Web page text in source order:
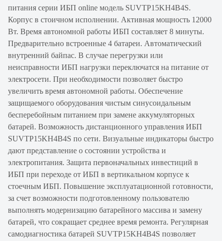
питания серии ИБП online модель SUVTP15KH4B4S.
Корпус в стоичном исполнении. Активная мощность 12000
Вт. Время автономной работы ИБП составляет 8 минуты.
Предварительно встроенные 4 батареи. Автоматический
внутренний байпас. В случае перегрузки или
неисправности ИБП нагрузки переключатся на питание от
электросети. При необходимости позволяет быстро
увеличить время автономной работы. Обеспечение
защищаемого оборудования чистым синусоидальным
бесперебойным питанием при замене аккумуляторных
батарей. Возможность дистанционного управления ИБП
SUVTP15KH4B4S по сети. Визуальные индикаторы быстро
дают представление о состоянии устройства и
электропитания. Защита первоначальных инвестиций в
ИБП при переходе от ИБП в вертикальном корпусе к
стоечным ИБП. Повышение эксплуатационной готовности,
за счет возможности подготовленному пользователю
выполнять модернизацию батарейного массива и замену
батарей, что сокращает среднее время ремонта. Регулярная
самодиагностика батарей SUVTP15KH4B4S позволяет